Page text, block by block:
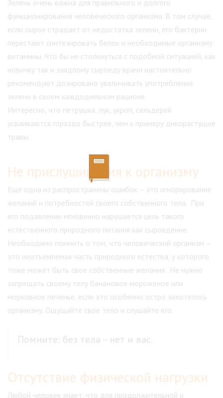
Зелень очень важна для правильного и долгого
функционирования человеческого организма. В том случае,
если сырое страдает от недостатка зелени, его бактерии
перестают синтезировать белок и необходимые организму
витамины. Что бы не столкнуться с подобной ситуацией, как
новичку так и заядлому сыроеду врачи настоятельно
рекомендуют дозировано увеличивать употребление
зелени в своем каждодневном рационе.
Интересно, что петрушка, лук, укроп, сельдерей
усваиваются гораздо быстрее, чем к примеру дикорастущие
травы.
Не прислушивания к организму
Еще одна из распространены ошибок – это игнорирование
желаний и потребностей своего собственного тела. При
его подавлении мгновенно нарушается цель такого
естественного природного питания как сыроедение.
Необходимо помнить о том, что человеческий организм –
это неотъемлемая часть природного естества, у которого
тоже может быть свое собственные желания. Не нужно
запрещать своему телу банановое мороженое или
морковное печенье, если это особенно остро захотелось
организму. Ощущайте свое тело и слушайте его.
Помните: без тела – нет и вас.
Отсутствие физической нагрузки
Любой человек знает, что для продолжительной и